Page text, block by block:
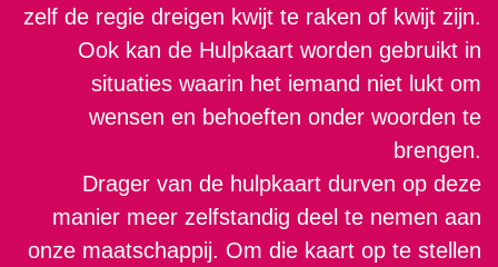
zelf de regie dreigen kwijt te raken of kwijt zijn.
Ook kan de Hulpkaart worden gebruikt in
situaties waarin het iemand niet lukt om
wensen en behoeften onder woorden te
brengen.
Drager van de hulpkaart durven op deze
manier meer zelfstandig deel te nemen aan
onze maatschappij. Om die kaart op te stellen